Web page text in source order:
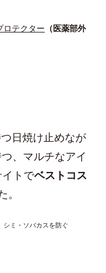
ロテクター （医薬部外
日焼け止めなが
、マルチなアイ
トでベストコス
ミ・ソバカスを防ぐ